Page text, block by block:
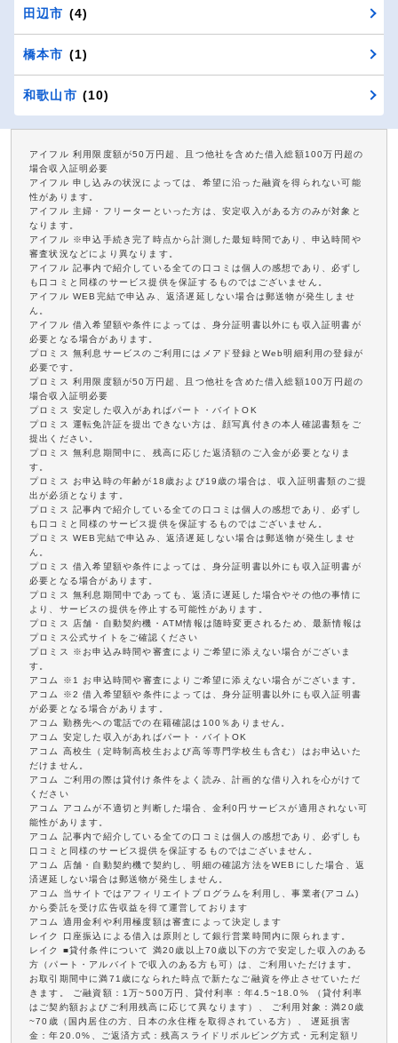
田辺市 (4)
橋本市 (1)
和歌山市 (10)
アイフル 利用限度額が50万円超、且つ他社を含めた借入総額100万円超の
場合収入証明必要
アイフル 申し込みの状況によっては、希望に沿った融資を得られない可能
性があります。
アイフル 主婦・フリーターといった方は、安定収入がある方のみが対象と
なります。
アイフル ※申込手続き完了時点から計測した最短時間であり、申込時間や
審査状況などにより異なります。
アイフル 記事内で紹介している全ての口コミは個人の感想であり、必ずし
も口コミと同様のサービス提供を保証するものではございません。
アイフル WEB完結で申込み、返済遅延しない場合は郵送物が発生しませ
ん。
アイフル 借入希望額や条件によっては、身分証明書以外にも収入証明書が
必要となる場合があります。
プロミス 無利息サービスのご利用にはメアド登録とWeb明細利用の登録が
必要です。
プロミス 利用限度額が50万円超、且つ他社を含めた借入総額100万円超の
場合収入証明必要
プロミス 安定した収入があればパート・バイトOK
プロミス 運転免許証を提出できない方は、顔写真付きの本人確認書類をご
提出ください。
プロミス 無利息期間中に、残高に応じた返済額のご入金が必要となりま
す。
プロミス お申込時の年齢が18歳および19歳の場合は、収入証明書類のご提
出が必須となります。
プロミス 記事内で紹介している全ての口コミは個人の感想であり、必ずし
も口コミと同様のサービス提供を保証するものではございません。
プロミス WEB完結で申込み、返済遅延しない場合は郵送物が発生しませ
ん。
プロミス 借入希望額や条件によっては、身分証明書以外にも収入証明書が
必要となる場合があります。
プロミス 無利息期間中であっても、返済に遅延した場合やその他の事情に
より、サービスの提供を停止する可能性があります。
プロミス 店舗・自動契約機・ATM情報は随時変更されるため、最新情報は
プロミス公式サイトをご確認ください
プロミス ※お申込み時間や審査によりご希望に添えない場合がございま
す。
アコム ※1 お申込時間や審査によりご希望に添えない場合がございます。
アコム ※2 借入希望額や条件によっては、身分証明書以外にも収入証明書
が必要となる場合があります。
アコム 勤務先への電話での在籍確認は100％ありません。
アコム 安定した収入があればパート・バイトOK
アコム 高校生（定時制高校生および高等専門学校生も含む）はお申込いた
だけません。
アコム ご利用の際は貸付け条件をよく読み、計画的な借り入れを心がけて
ください
アコム アコムが不適切と判断した場合、金利0円サービスが適用されない可
能性があります。
アコム 記事内で紹介している全ての口コミは個人の感想であり、必ずしも
口コミと同様のサービス提供を保証するものではございません。
アコム 店舗・自動契約機で契約し、明細の確認方法をWEBにした場合、返
済遅延しない場合は郵送物が発生しません。
アコム 当サイトではアフィリエイトプログラムを利用し、事業者(アコム)
から委託を受け広告収益を得て運営しております
アコム 適用金利や利用極度額は審査によって決定します
レイク 口座振込による借入は原則として銀行営業時間内に限られます。
レイク ■貸付条件について 満20歳以上70歳以下の方で安定した収入のある
方（パート・アルバイトで収入のある方も可）は、ご利用いただけます。
お取引期間中に満71歳になられた時点で新たなご融資を停止させていただ
きます。 ご融資額：1万~500万円、貸付利率：年4.5~18.0% （貸付利率
はご契約額およびご利用残高に応じて異なります）、 ご利用対象：満20歳
~70歳（国内居住の方、日本の永住権を取得されている方）、 遅延損害
金：年20.0%、ご返済方式：残高スライドリボルビング方式・元利定額リ